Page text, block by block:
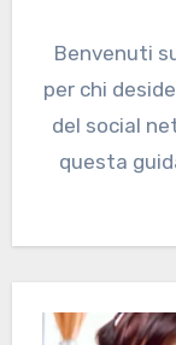
Benvenuti
per chi
del social
questa